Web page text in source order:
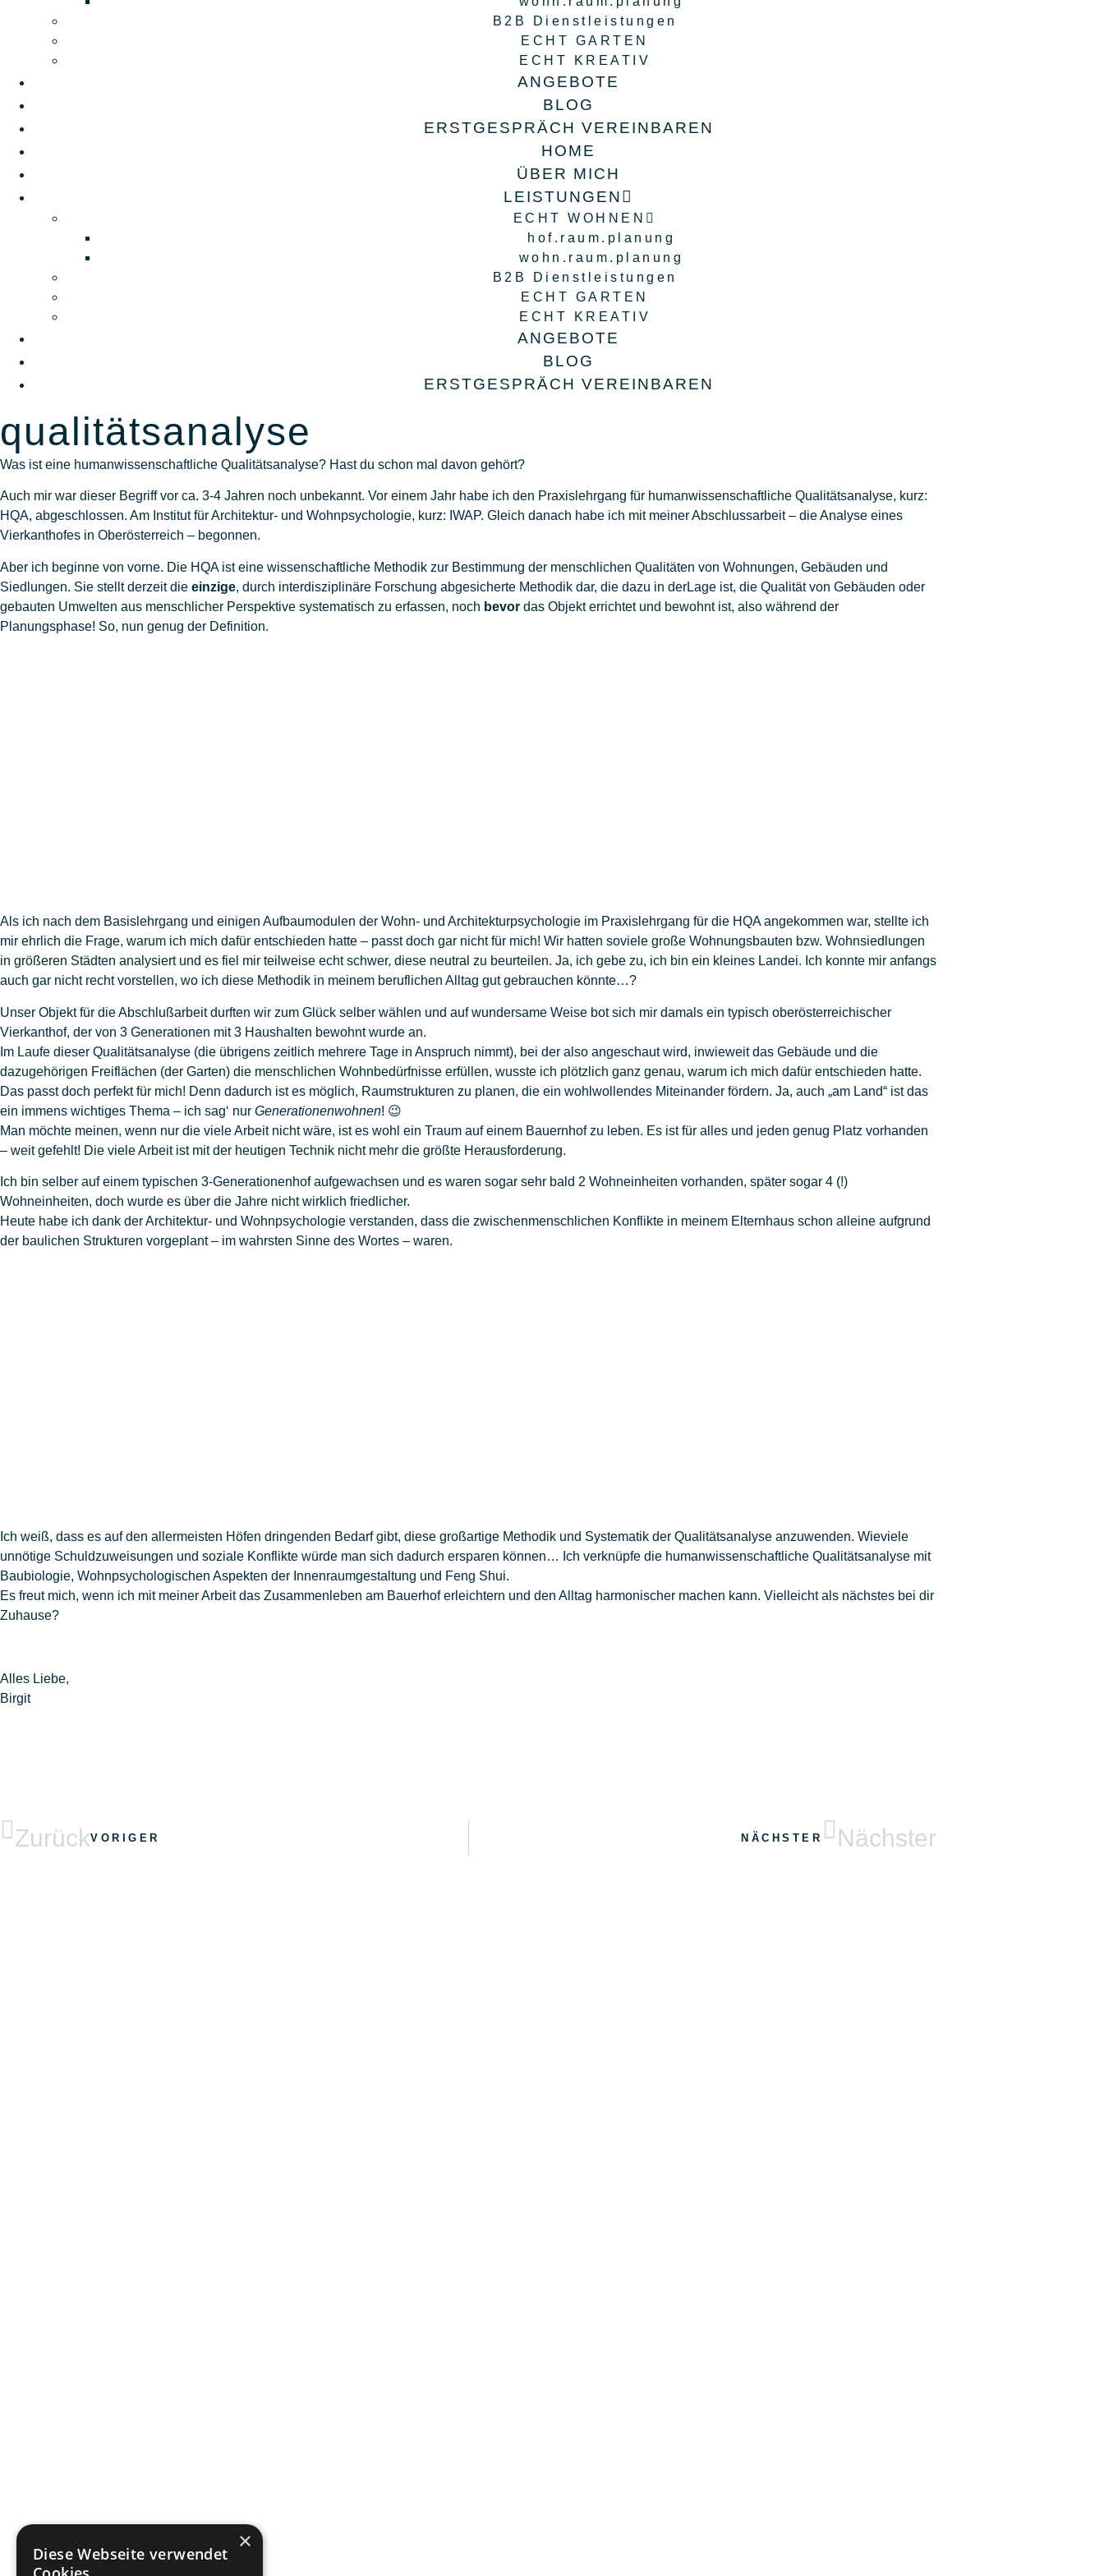
B2B Dienstleistungen
ECHT GARTEN
ECHT KREATIV
ANGEBOTE
BLOG
ERSTGESPRÄCH VEREINBAREN
HOME
ÜBER MICH
LEISTUNGEN
ECHT WOHNEN
hof.raum.planung
wohn.raum.planung
B2B Dienstleistungen
ECHT GARTEN
ECHT KREATIV
ANGEBOTE
BLOG
ERSTGESPRÄCH VEREINBAREN
qualitätsanalyse
Was ist eine humanwissenschaftliche Qualitätsanalyse? Hast du schon mal davon gehört?
Auch mir war dieser Begriff vor ca. 3-4 Jahren noch unbekannt. Vor einem Jahr habe ich den Praxislehrgang für humanwissenschaftliche Qualitätsanalyse, kurz:
HQA, abgeschlossen. Am Institut für Architektur- und Wohnpsychologie, kurz: IWAP. Gleich danach habe ich mit meiner Abschlussarbeit – die Analyse eines
Vierkanthofes in Oberösterreich – begonnen.
Aber ich beginne von vorne. Die HQA ist eine wissenschaftliche Methodik zur Bestimmung der menschlichen Qualitäten von Wohnungen, Gebäuden und
Siedlungen. Sie stellt derzeit die einzige, durch interdisziplinäre Forschung abgesicherte Methodik dar, die dazu in derLage ist, die Qualität von Gebäuden oder
gebauten Umwelten aus menschlicher Perspektive systematisch zu erfassen, noch bevor das Objekt errichtet und bewohnt ist, also während der
Planungsphase! So, nun genug der Definition.
Als ich nach dem Basislehrgang und einigen Aufbaumodulen der Wohn- und Architekturpsychologie im Praxislehrgang für die HQA angekommen war, stellte ich
mir ehrlich die Frage, warum ich mich dafür entschieden hatte – passt doch gar nicht für mich! Wir hatten soviele große Wohnungsbauten bzw. Wohnsiedlungen
in größeren Städten analysiert und es fiel mir teilweise echt schwer, diese neutral zu beurteilen. Ja, ich gebe zu, ich bin ein kleines Landei. Ich konnte mir anfangs
auch gar nicht recht vorstellen, wo ich diese Methodik in meinem beruflichen Alltag gut gebrauchen könnte…?
Unser Objekt für die Abschlußarbeit durften wir zum Glück selber wählen und auf wundersame Weise bot sich mir damals ein typisch oberösterreichischer
Vierkanthof, der von 3 Generationen mit 3 Haushalten bewohnt wurde an.
Im Laufe dieser Qualitätsanalyse (die übrigens zeitlich mehrere Tage in Anspruch nimmt), bei der also angeschaut wird, inwieweit das Gebäude und die
dazugehörigen Freiflächen (der Garten) die menschlichen Wohnbedürfnisse erfüllen, wusste ich plötzlich ganz genau, warum ich mich dafür entschieden hatte.
Das passt doch perfekt für mich! Denn dadurch ist es möglich, Raumstrukturen zu planen, die ein wohlwollendes Miteinander fördern. Ja, auch „am Land“ ist das
ein immens wichtiges Thema – ich sag‘ nur Generationenwohnen! 😉
Man möchte meinen, wenn nur die viele Arbeit nicht wäre, ist es wohl ein Traum auf einem Bauernhof zu leben. Es ist für alles und jeden genug Platz vorhanden
– weit gefehlt! Die viele Arbeit ist mit der heutigen Technik nicht mehr die größte Herausforderung.
Ich bin selber auf einem typischen 3-Generationenhof aufgewachsen und es waren sogar sehr bald 2 Wohneinheiten vorhanden, später sogar 4 (!)
Wohneinheiten, doch wurde es über die Jahre nicht wirklich friedlicher.
Heute habe ich dank der Architektur- und Wohnpsychologie verstanden, dass die zwischenmenschlichen Konflikte in meinem Elternhaus schon alleine aufgrund
der baulichen Strukturen vorgeplant – im wahrsten Sinne des Wortes – waren.
Ich weiß, dass es auf den allermeisten Höfen dringenden Bedarf gibt, diese großartige Methodik und Systematik der Qualitätsanalyse anzuwenden. Wieviele
unnötige Schuldzuweisungen und soziale Konflikte würde man sich dadurch ersparen können… Ich verknüpfe die humanwissenschaftliche Qualitätsanalyse mit
Baubiologie, Wohnpsychologischen Aspekten der Innenraumgestaltung und Feng Shui.
Es freut mich, wenn ich mit meiner Arbeit das Zusammenleben am Bauerhof erleichtern und den Alltag harmonischer machen kann. Vielleicht als nächstes bei dir
Zuhause?
Alles Liebe,
Birgit
ZurückVORIGER NÄCHSTER Nächster
×
Diese Webseite verwendet